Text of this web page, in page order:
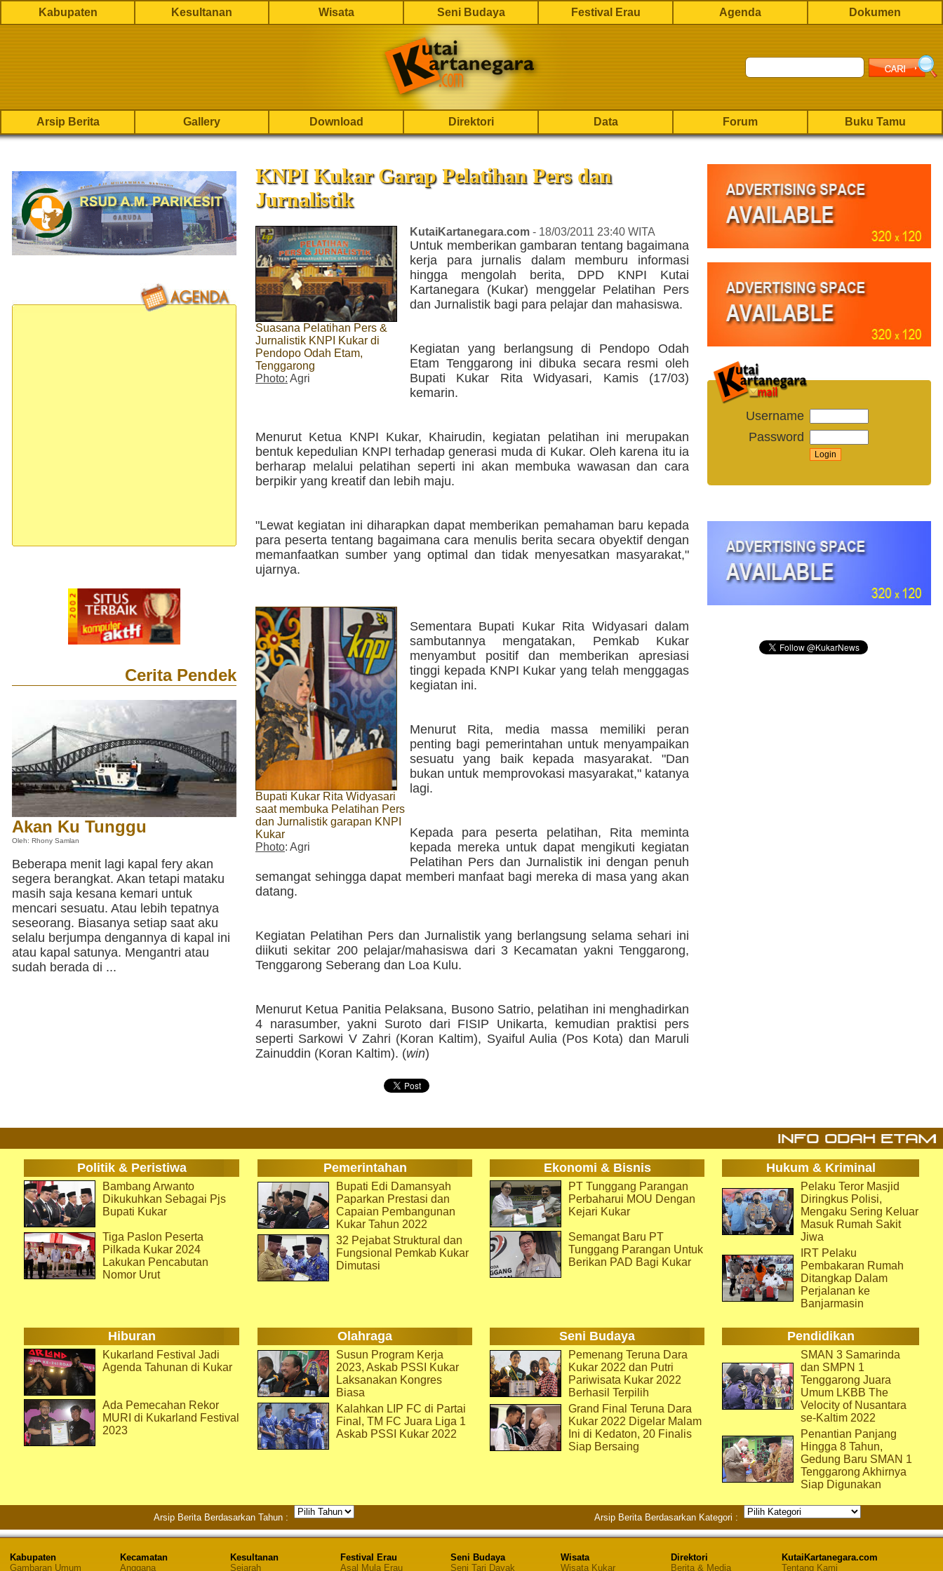
Kabupaten Kesultanan Wisata Seni Budaya Festival Erau Agenda Dokumen
Arsip Berita Gallery Download Direktori Data Forum Buku Tamu
Cerita Pendek
Akan Ku Tunggu
Oleh: Rhony Samlan
Beberapa menit lagi kapal fery akan
segera berangkat. Akan tetapi mataku
masih saja kesana kemari untuk
mencari sesuatu. Atau lebih tepatnya
seseorang. Biasanya setiap saat aku
selalu berjumpa dengannya di kapal ini
atau kapal satunya. Mengantri atau
sudah berada di ...
KNPI Kukar Garap Pelatihan Pers dan
Jurnalistik
Suasana Pelatihan Pers &
Jurnalistik KNPI Kukar di
Pendopo Odah Etam,
Tenggarong
Photo: Agri
KutaiKartanegara.com - 18/03/2011 23:40 WITA
Untuk memberikan gambaran tentang bagaimana
kerja para jurnalis dalam memburu informasi
hingga mengolah berita, DPD KNPI Kutai
Kartanegara (Kukar) menggelar Pelatihan Pers
dan Jurnalistik bagi para pelajar dan mahasiswa.
Kegiatan yang berlangsung di Pendopo Odah
Etam Tenggarong ini dibuka secara resmi oleh
Bupati Kukar Rita Widyasari, Kamis (17/03)
kemarin.
Menurut Ketua KNPI Kukar, Khairudin, kegiatan pelatihan ini merupakan
bentuk kepedulian KNPI terhadap generasi muda di Kukar. Oleh karena itu ia
berharap melalui pelatihan seperti ini akan membuka wawasan dan cara
berpikir yang kreatif dan lebih maju.
"Lewat kegiatan ini diharapkan dapat memberikan pemahaman baru kepada
para peserta tentang bagaimana cara menulis berita secara obyektif dengan
memanfaatkan sumber yang optimal dan tidak menyesatkan masyarakat,"
ujarnya.
Bupati Kukar Rita Widyasari
saat membuka Pelatihan Pers
dan Jurnalistik garapan KNPI
Kukar
Photo: Agri
Sementara Bupati Kukar Rita Widyasari dalam
sambutannya mengatakan, Pemkab Kukar
menyambut positif dan memberikan apresiasi
tinggi kepada KNPI Kukar yang telah menggagas
kegiatan ini.
Menurut Rita, media massa memiliki peran
penting bagi pemerintahan untuk menyampaikan
sesuatu yang baik kepada masyarakat. "Dan
bukan untuk memprovokasi masyarakat," katanya
lagi.
Kepada para peserta pelatihan, Rita meminta
kepada mereka untuk dapat mengikuti kegiatan
Pelatihan Pers dan Jurnalistik ini dengan penuh
semangat sehingga dapat memberi manfaat bagi mereka di masa yang akan
datang.
Kegiatan Pelatihan Pers dan Jurnalistik yang berlangsung selama sehari ini
diikuti sekitar 200 pelajar/mahasiswa dari 3 Kecamatan yakni Tenggarong,
Tenggarong Seberang dan Loa Kulu.
Menurut Ketua Panitia Pelaksana, Busono Satrio, pelatihan ini menghadirkan
4 narasumber, yakni Suroto dari FISIP Unikarta, kemudian praktisi pers
seperti Sarkowi V Zahri (Koran Kaltim), Syaiful Aulia (Pos Kota) dan Maruli
Zainuddin (Koran Kaltim). (win)
Username
Password
Politik & Peristiwa Pemerintahan Ekonomi & Bisnis Hukum & Kriminal
Bambang Arwanto
Dikukuhkan Sebagai Pjs
Bupati Kukar
Tiga Paslon Peserta
Pilkada Kukar 2024
Lakukan Pencabutan
Nomor Urut
Bupati Edi Damansyah
Paparkan Prestasi dan
Capaian Pembangunan
Kukar Tahun 2022
32 Pejabat Struktural dan
Fungsional Pemkab Kukar
Dimutasi
PT Tunggang Parangan
Perbaharui MOU Dengan
Kejari Kukar
Semangat Baru PT
Tunggang Parangan Untuk
Berikan PAD Bagi Kukar
Pelaku Teror Masjid
Diringkus Polisi,
Mengaku Sering Keluar
Masuk Rumah Sakit
Jiwa
IRT Pelaku
Pembakaran Rumah
Ditangkap Dalam
Perjalanan ke
Banjarmasin
Hiburan Olahraga Seni Budaya Pendidikan
Kukarland Festival Jadi
Agenda Tahunan di Kukar
Ada Pemecahan Rekor
MURI di Kukarland Festival
2023
Susun Program Kerja
2023, Askab PSSI Kukar
Laksanakan Kongres
Biasa
Kalahkan LIP FC di Partai
Final, TM FC Juara Liga 1
Askab PSSI Kukar 2022
Pemenang Teruna Dara
Kukar 2022 dan Putri
Pariwisata Kukar 2022
Berhasil Terpilih
Grand Final Teruna Dara
Kukar 2022 Digelar Malam
Ini di Kedaton, 20 Finalis
Siap Bersaing
SMAN 3 Samarinda
dan SMPN 1
Tenggarong Juara
Umum LKBB The
Velocity of Nusantara
se-Kaltim 2022
Penantian Panjang
Hingga 8 Tahun,
Gedung Baru SMAN 1
Tenggarong Akhirnya
Siap Digunakan
Arsip Berita Berdasarkan Tahun : Arsip Berita Berdasarkan Kategori :
Kabupaten
Gambaran Umum
Kecamatan
Anggana
Kesultanan
Sejarah
Festival Erau
Asal Mula Erau
Seni Budaya
Seni Tari Dayak
Wisata
Wisata Kukar
Direktori
Berita & Media
KutaiKartanegara.com
Tentang Kami